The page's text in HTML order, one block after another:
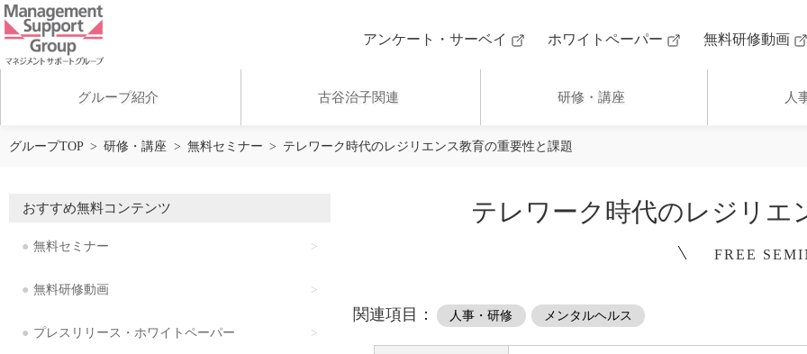
グループ紹介 古谷治子関連 研修・講座 人
アンケート・サーベイ ホワイトペーパー 無料研修動画
お客様の声
グループTOP 研修・講座 無料セミナー テレワーク時代のレジリエンス教育の重要性と課題
おすすめ無料コンテンツ
無料セミナー
無料研修動画
プレスリリース・ホワイトペーパー
テレワーク時代のレジリエ
FREE
関連項目： 人事・研修 メンタルヘルス